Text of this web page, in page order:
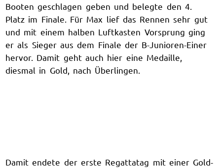
Booten geschlagen geben und belegte den 4.
Platz im Finale. Für Max lief das Rennen sehr gut
und mit einem halben Luftkasten Vorsprung ging
er als Sieger aus dem Finale der B-Junioren-Einer
hervor. Damit geht auch hier eine Medaille,
diesmal in Gold, nach Überlingen.
Damit endete der erste Regattatag mit einer Gold-